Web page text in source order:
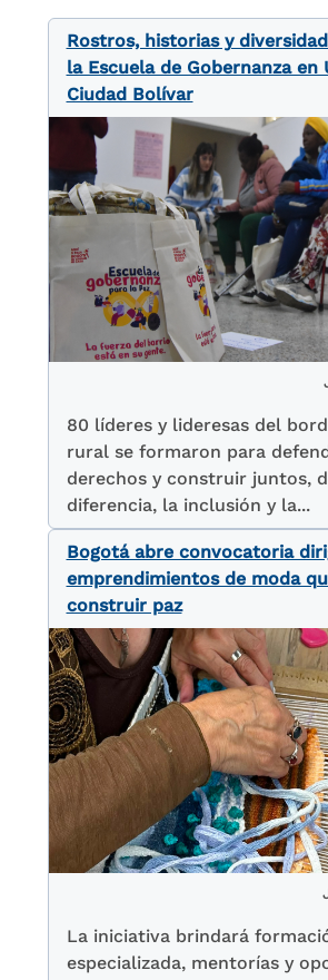
Rostros, historias y
la Escuela de Gobernanza en
Ciudad Bolívar
80 líderes y lideresas del
rural se formaron para
derechos y construir juntos,
diferencia, la inclusión y la...
Bogotá abre convocatoria
emprendimientos de moda
construir paz
La iniciativa brindará
especializada, mentorías y